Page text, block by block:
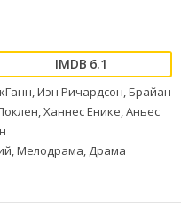
6.1
Иэн Ричардсон, Брайан
Ханнес Енике, Аньес
Мелодрама, Драма